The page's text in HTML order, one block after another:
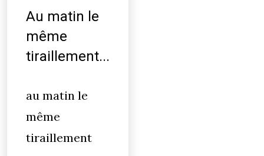
Au matin le
même
tiraillement...
au matin le
même
tiraillement